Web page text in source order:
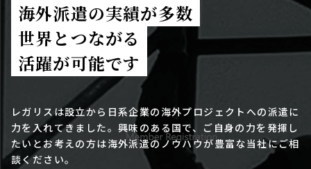
海外派遣の実績が多数
世界とつながる
活躍が可能です
レガリスは設立から日系企業の海外プロジェクトへの派遣に
力を入れてきました。興味のある国で、ご自身の力を発揮し
たいとお考えの方は海外派遣のノウハウが豊富な当社にご相
談ください。